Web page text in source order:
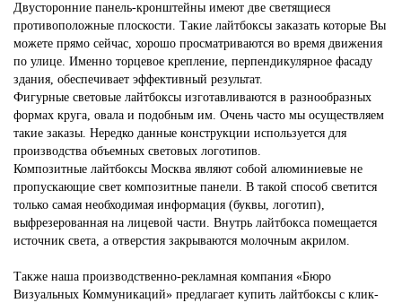
Двусторонние панель-кронштейны имеют две светящиеся
противоположные плоскости. Такие лайтбоксы заказать которые Вы
можете прямо сейчас, хорошо просматриваются во время движения
по улице. Именно торцевое крепление, перпендикулярное фасаду
здания, обеспечивает эффективный результат.
Фигурные световые лайтбоксы изготавливаются в разнообразных
формах круга, овала и подобным им. Очень часто мы осуществляем
такие заказы. Нередко данные конструкции используется для
производства объемных световых логотипов.
Композитные лайтбоксы Москва являют собой алюминиевые не
пропускающие свет композитные панели. В такой способ светится
только самая необходимая информация (буквы, логотип),
выфрезерованная на лицевой части. Внутрь лайтбокса помещается
источник света, а отверстия закрываются молочным акрилом.
Также наша производственно-рекламная компания «Бюро
Визуальных Коммуникаций» предлагает купить лайтбоксы с клик-